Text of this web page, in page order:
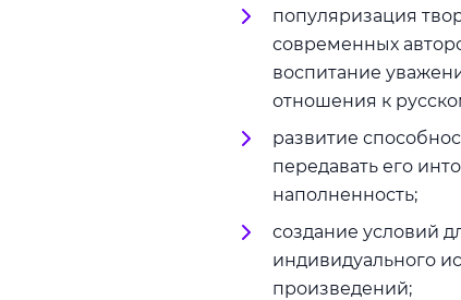
популяризация
современных
воспитание
отношения к
развитие
передавать его
наполненность;
создание условий
индивидуального
произведений;